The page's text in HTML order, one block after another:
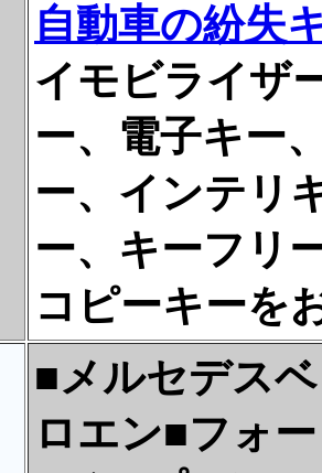
自動車の紛失
イモビライザ
ー、電子キー
ー、インテリ
ー、キーフリ
コピーキーを
■メルセデス
ロエン■フォ